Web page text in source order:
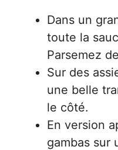
Dans un
toute la
Parsemez
Sur des
une belle
le côté.
En version
gambas sur